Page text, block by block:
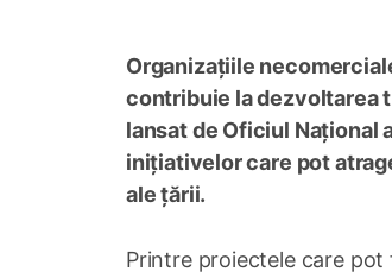
Organizațiile
contribuie la dezvoltarea
lansat de Oficiul Național
inițiativelor care pot
ale țării.
Printre proiectele care